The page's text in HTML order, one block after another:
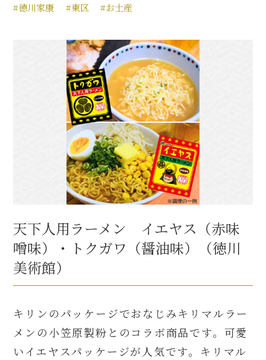
#徳川家康 #東区 #お土産
天下人用ラーメン イエヤス（赤味
噌味）・トクガワ（醤油味）（徳川
美術館）
キリンのパッケージでおなじみキリマルラー
メンの小笠原製粉とのコラボ商品です。可愛
いイエヤスパッケージが人気です。キリマル